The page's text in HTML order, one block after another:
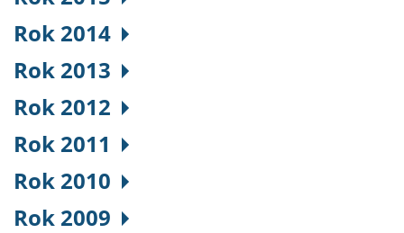
Rok 2014
Rok 2013
Rok 2012
Rok 2011
Rok 2010
Rok 2009